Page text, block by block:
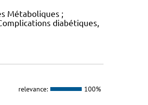
Métaboliques ;
diabétiques,
relevance: 100%